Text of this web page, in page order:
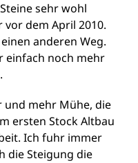
sehr wohl
vor dem April 2010.
anderen Weg.
einfach noch mehr
und mehr Mühe, die
ersten Stock Altbau
Ich fuhr immer
die Steigung die